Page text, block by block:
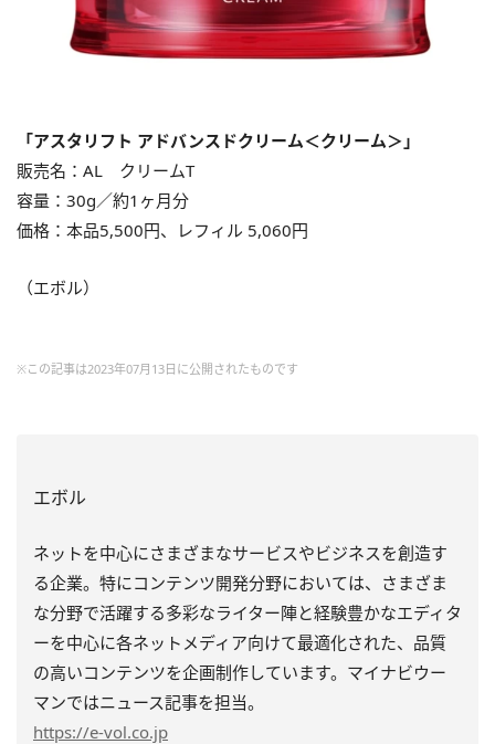
「アスタリフト アドバンスドクリーム＜クリーム＞」
販売名：AL クリームT
容量：30g／約1ヶ月分
価格：本品5,500円、レフィル 5,060円
（エボル）
※この記事は2023年07月13日に公開されたものです
エボル
ネットを中心にさまざまなサービスやビジネスを創造す
る企業。特にコンテンツ開発分野においては、さまざま
な分野で活躍する多彩なライター陣と経験豊かなエディタ
ーを中心に各ネットメディア向けて最適化された、品質
の高いコンテンツを企画制作しています。マイナビウー
マンではニュース記事を担当。
https://e-vol.co.jp